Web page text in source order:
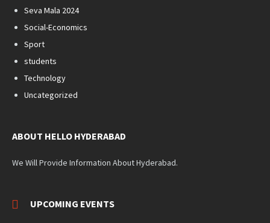
Seva Mala 2024
Social-Economics
Sport
students
Technology
Uncategorized
ABOUT HELLO HYDERABAD
We Will Provide Information About Hyderabad.
UPCOMING EVENTS